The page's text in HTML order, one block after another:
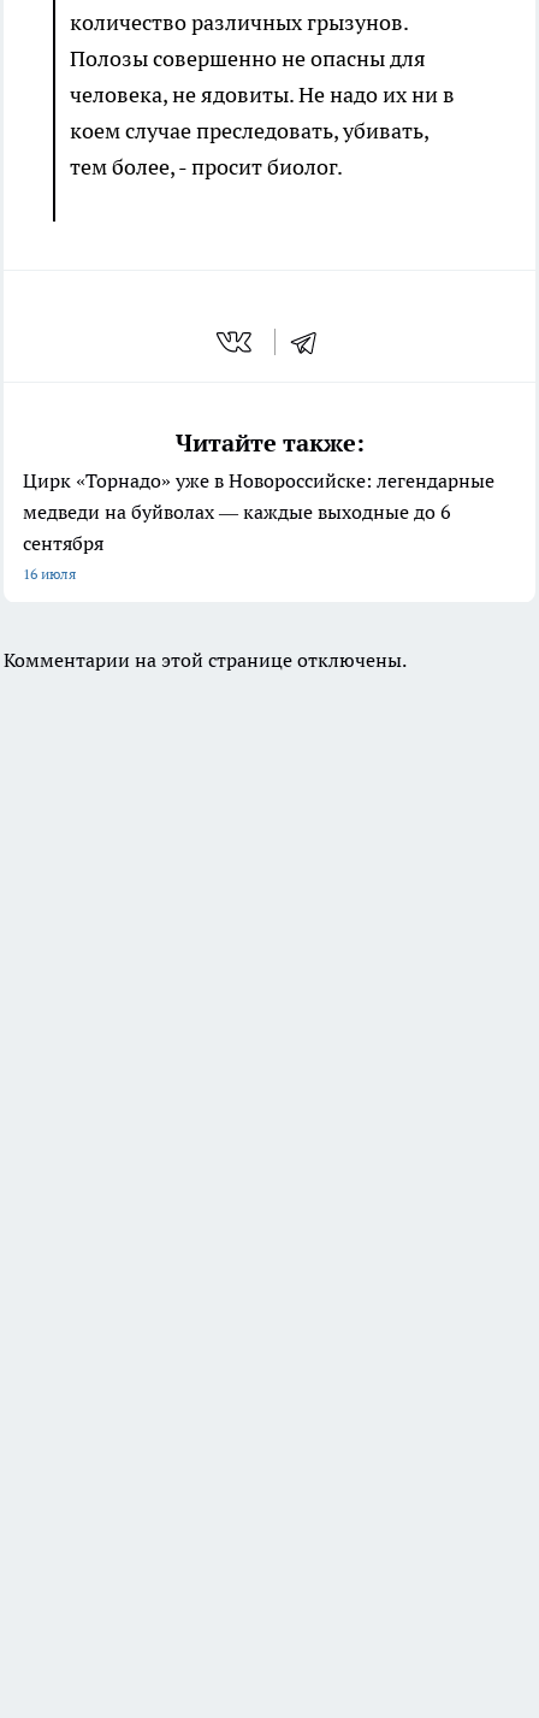
количество различных грызунов.
Полозы совершенно не опасны для
человека, не ядовиты. Не надо их ни в
коем случае преследовать, убивать,
тем более, - просит биолог.
Читайте также:
Цирк «Торнадо» уже в Новороссийске: легендарные
медведи на буйволах — каждые выходные до 6
сентября
16 июля
Комментарии на этой странице отключены.